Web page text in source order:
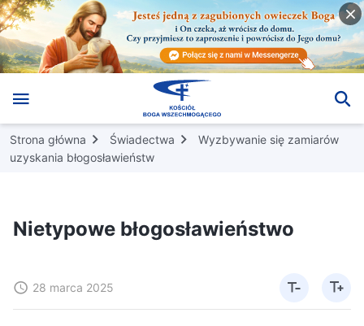
Strona główna Świadectwa
Wyzbywanie się zamiarów
uzyskania błogosławieństw
Nietypowe błogosławieństwo
28 marca 2025